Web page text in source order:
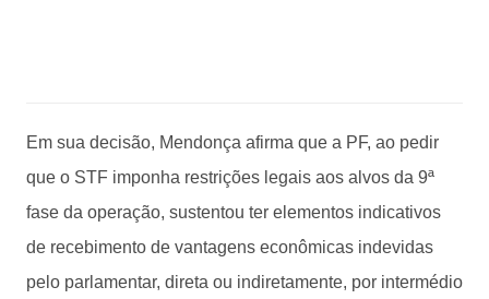
Em sua decisão, Mendonça afirma que a PF, ao pedir
que o STF imponha restrições legais aos alvos da 9ª
fase da operação, sustentou ter elementos indicativos
de recebimento de vantagens econômicas indevidas
pelo parlamentar, direta ou indiretamente, por intermédio